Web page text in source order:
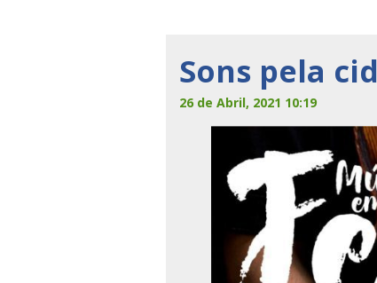
Sons pela
26 de Abril, 2021 10:19